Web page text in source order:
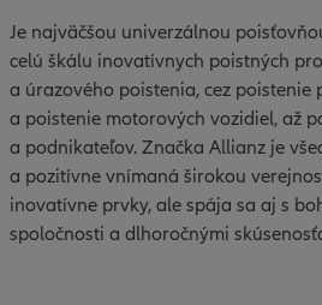
Je najväčšou univerzálnou
celú škálu inovatívnych poistných
a úrazového poistenia, cez poistenie
a poistenie motorových vozidiel, až
a podnikateľov. Značka Allianz je
a pozitívne vnímaná širokou
inovatívne prvky, ale spája sa aj s
spoločnosti a dlhoročnými